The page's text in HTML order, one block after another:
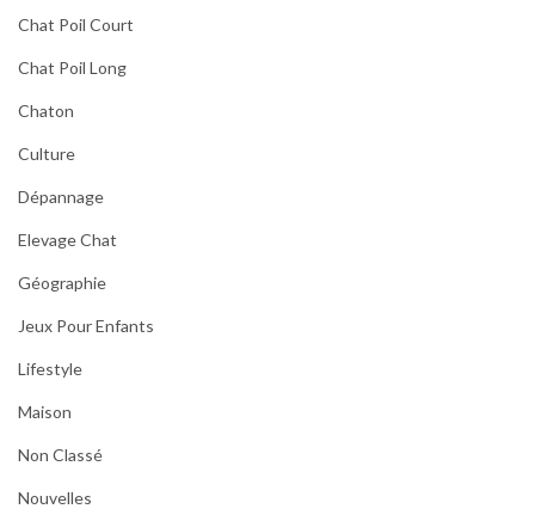
Chat Poil Court
Chat Poil Long
Chaton
Culture
Dépannage
Elevage Chat
Géographie
Jeux Pour Enfants
Lifestyle
Maison
Non Classé
Nouvelles